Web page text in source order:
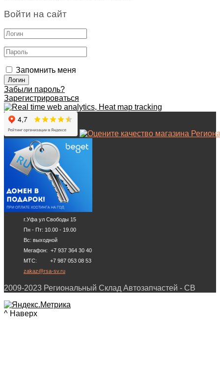
Войти на сайт
Запомнить меня
Забыли пароль?
Зарегистрироваться
г.Уфа ул Свободы 15
Пн - Пт: 10.00 - 19.00
Вс: выходной
Мегафон: +7 937 364 30 40
МТС: +7 987 053 08 53
zakaz@rsa-sv.ru
2009-2023 Региональный Склад Автозапчастей - СВ
^ Наверх